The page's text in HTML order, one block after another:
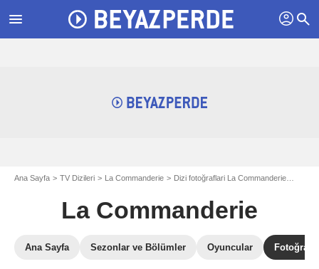
menu profil search
Ana Sayfa TV Dizileri La Commanderie Dizi fotoğraflari La Commanderie
La Commanderie
Ana Sayfa Sezonlar ve Bölümler Oyuncular